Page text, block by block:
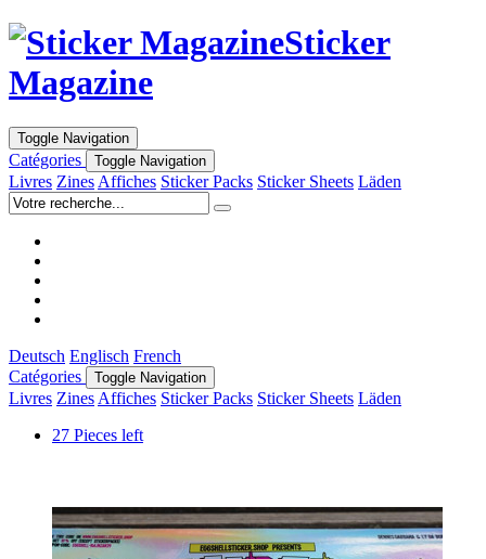
Sticker
Magazine
Toggle Navigation
Catégories Toggle Navigation
Livres Zines Affiches Sticker Packs Sticker Sheets Läden
Deutsch Englisch French
Catégories
Toggle Navigation
Livres Zines Affiches Sticker Packs Sticker Sheets Läden
27 Pieces left